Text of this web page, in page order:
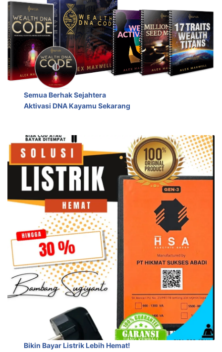
Semua Berhak Sejahtera
Aktivasi DNA Kayamu Sekarang
Bikin Bayar Listrik Lebih Hemat!